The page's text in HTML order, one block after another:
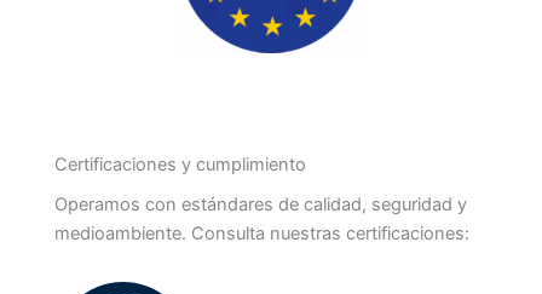
Certificaciones y cumplimiento
Operamos con estándares de calidad, seguridad y
medioambiente. Consulta nuestras certificaciones: